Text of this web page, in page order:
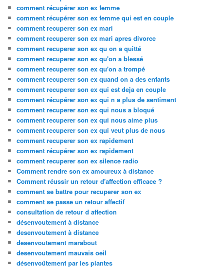
comment récupérer son ex femme
comment récupérer son ex femme qui est en couple
comment recuperer son ex mari
comment recuperer son ex mari apres divorce
comment recuperer son ex qu on a quitté
comment recuperer son ex qu'on a blessé
comment recuperer son ex qu'on a trompé
comment recuperer son ex quand on a des enfants
comment recuperer son ex qui est deja en couple
comment récupérer son ex qui n a plus de sentiment
comment recuperer son ex qui nous a bloqué
comment recuperer son ex qui nous aime plus
comment recuperer son ex qui veut plus de nous
comment recuperer son ex rapidement
comment récupérer son ex rapidement
comment recuperer son ex silence radio
Comment rendre son ex amoureux à distance
Comment réussir un retour d'affection efficace ?
comment se battre pour recuperer son ex
comment se passe un retour affectif
consultation de retour d affection
désenvoutement à distance
desenvoutement à distance
desenvoutement marabout
desenvoutement mauvais oeil
désenvoûtement par les plantes